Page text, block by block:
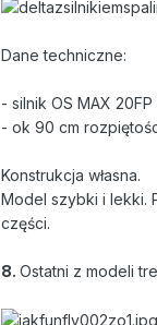
Dane techniczne:
- silnik OS MAX
- ok 90 cm
Konstrukcja własna.
Model szybki i lekki.
części.
8. Ostatni z modeli